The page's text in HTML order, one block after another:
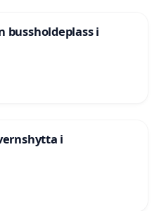
bussholdeplass i
i